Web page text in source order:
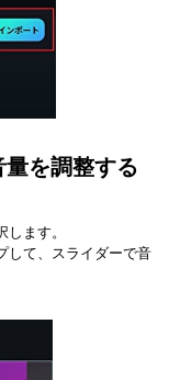
を調整する
ます。
して、スライダーで音